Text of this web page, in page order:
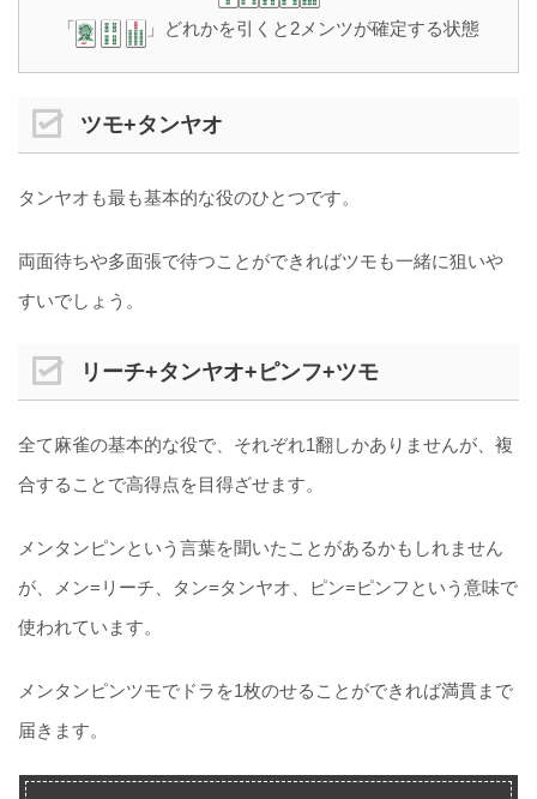
「 」どれかを引くと2メンツが確定する状態
ツモ+タンヤオ
タンヤオも最も基本的な役のひとつです。
両面待ちや多面張で待つことができればツモも一緒に狙いや
すいでしょう。
リーチ+タンヤオ+ピンフ+ツモ
全て麻雀の基本的な役で、それぞれ1翻しかありませんが、複
合することで高得点を目得ざせます。
メンタンピンという言葉を聞いたことがあるかもしれません
が、メン=リーチ、タン=タンヤオ、ピン=ピンフという意味で
使われています。
メンタンピンツモでドラを1枚のせることができれば満貫まで
届きます。